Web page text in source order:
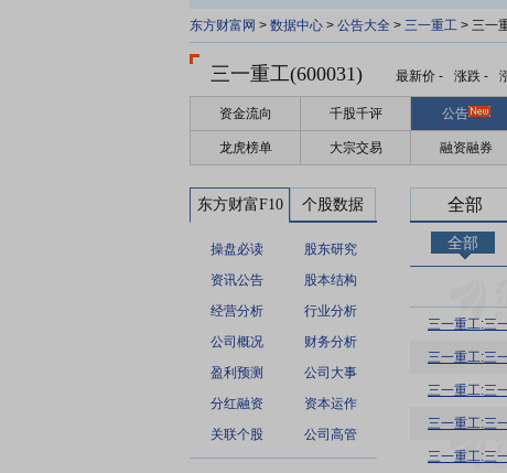
东方财富网 > 数据中心 > 公告大全 > 三一重工 > 三一
三一重工(600031) 最新价 - 涨跌 -
资金流向 千股千评 公告
龙虎榜单 大宗交易 融资融券
东方财富F10 个股数据
操盘必读
股东研究
资讯公告
股本结构
经营分析
行业分析
公司概况
财务分析
盈利预测
公司大事
分红融资
资本运作
关联个股
公司高管
全部
全部
三一重工:三
三一重工:三
三一重工:三
三一重工:三
三一重工:三